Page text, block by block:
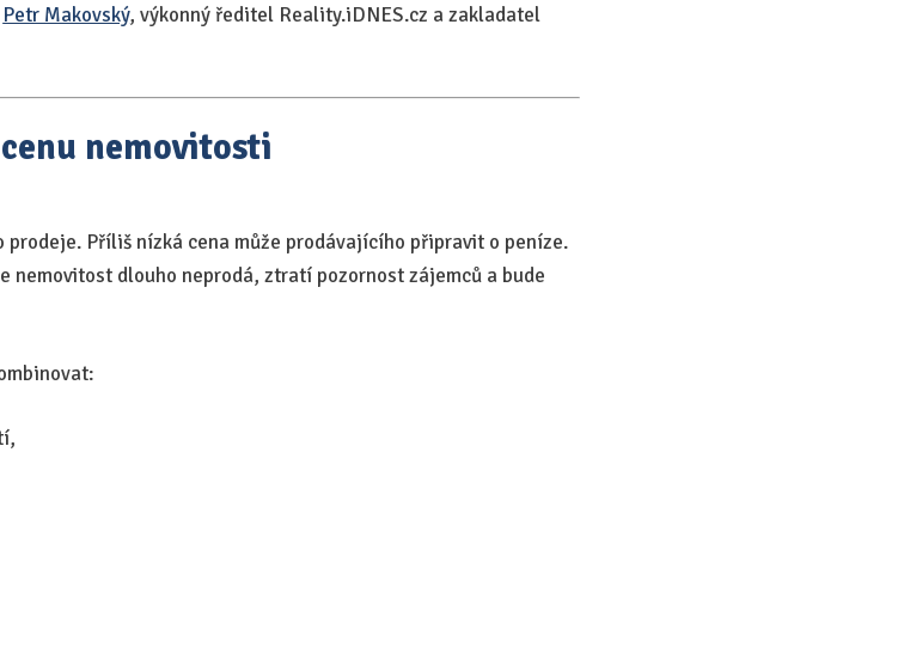
Petr Makovský, výkonný ředitel Reality.iDNES.cz a zakladatel
nemovitosti
Příliš nízká cena může prodávajícího připravit o peníze.
nemovitost dlouho neprodá, ztratí pozornost zájemců a bude